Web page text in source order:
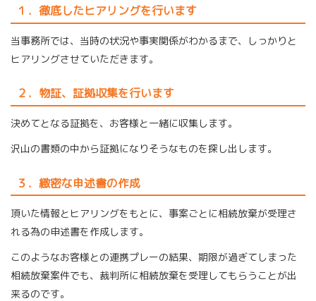
１．徹底したヒアリングを行います
当事務所では、当時の状況や事実関係がわかるまで、しっかりと
ヒアリングさせていただきます。
２．物証、証拠収集を行います
決めてとなる証拠を、お客様と一緒に収集します。
沢山の書類の中から証拠になりそうなものを探し出します。
３．緻密な申述書の作成
頂いた情報とヒアリングをもとに、事案ごとに相続放棄が受理さ
れる為の申述書を作成します。
このようなお客様との連携プレーの結果、期限が過ぎてしまった
相続放棄案件でも、裁判所に相続放棄を受理してもらうことが出
来るのです。